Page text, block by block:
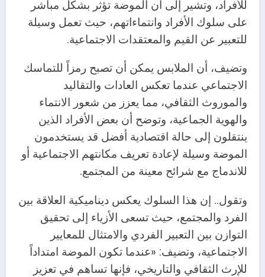
للأفراد، وتشير إلى أن الموضة تؤثر بشكل مباشر
على سلوك الأفراد وانتماءاتهم، حيث تعمل وسيلة
للتعبير عن القيم والمعتقدات الاجتماعية.
وتضيف، أن الملابس يمكن أن تصبح رمزاً للتماسك
الاجتماعي عندما تعكس العادات والتقاليد
والموروث الثقافي، مما يعزز من شعور الانتماء
والهوية الجماعية، وتوضح أن بعض الأفراد الذين
ينتقلون إلى حالة اقتصادية أفضل قد يستخدمون
الموضة وسيلة لإعادة تعريف مكانتهم الاجتماعية أو
للاندماج مع شرائح معينة من المجتمع.
وتقول.. إن هذا السلوك يعكس ديناميكية العلاقة بين
الفرد والمجتمع، حيث تسعى الأزياء إلى تحقيق
التوازن بين التعبير الفردي والامتثال للمعايير
الاجتماعية، وتضيف: «عندما تكون الموضة امتداداً
للإرث الثقافي والتاريخي، فإنها تساهم في تعزيز